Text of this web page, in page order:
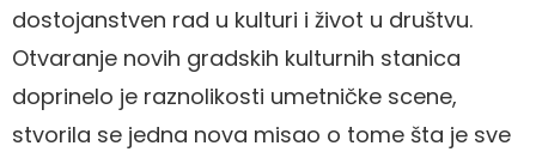
dostojanstven rad u kulturi i život u društvu.
Otvaranje novih gradskih kulturnih stanica
doprinelo je raznolikosti umetničke scene,
stvorila se jedna nova misao o tome šta je sve